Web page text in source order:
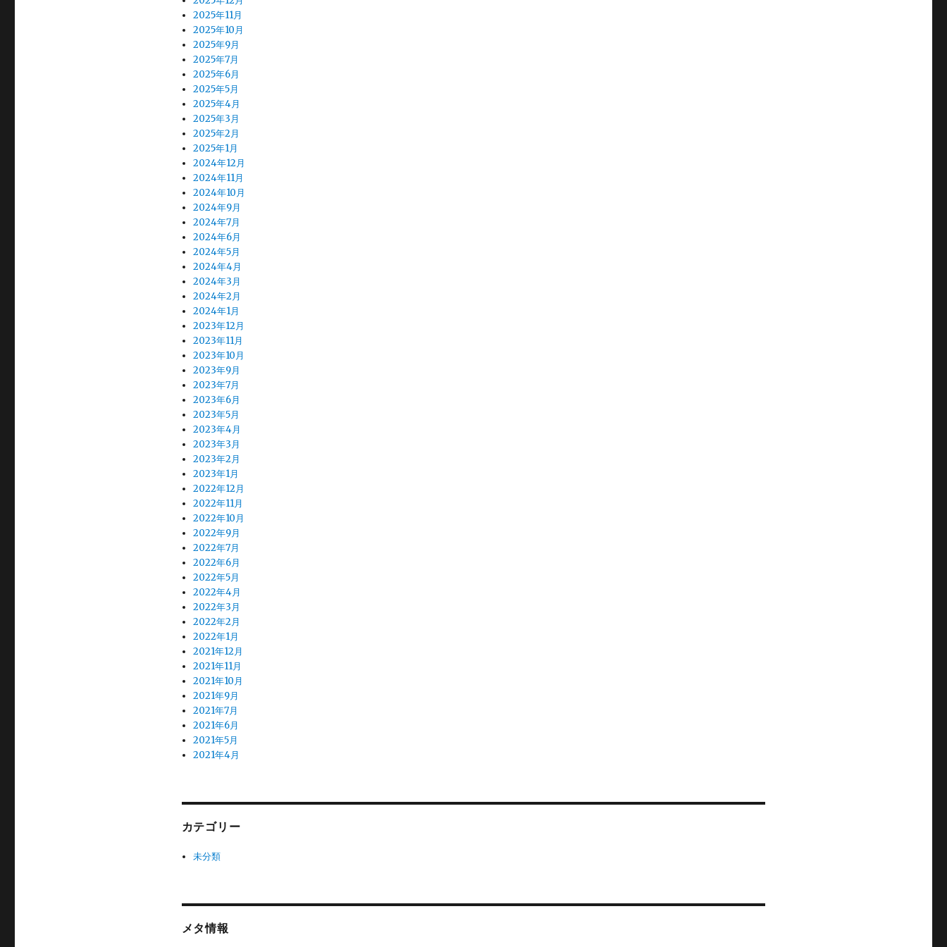
2025年11月
2025年10月
2025年9月
2025年7月
2025年6月
2025年5月
2025年4月
2025年3月
2025年2月
2025年1月
2024年12月
2024年11月
2024年10月
2024年9月
2024年7月
2024年6月
2024年5月
2024年4月
2024年3月
2024年2月
2024年1月
2023年12月
2023年11月
2023年10月
2023年9月
2023年7月
2023年6月
2023年5月
2023年4月
2023年3月
2023年2月
2023年1月
2022年12月
2022年11月
2022年10月
2022年9月
2022年7月
2022年6月
2022年5月
2022年4月
2022年3月
2022年2月
2022年1月
2021年12月
2021年11月
2021年10月
2021年9月
2021年7月
2021年6月
2021年5月
2021年4月
カテゴリー
未分類
メタ情報